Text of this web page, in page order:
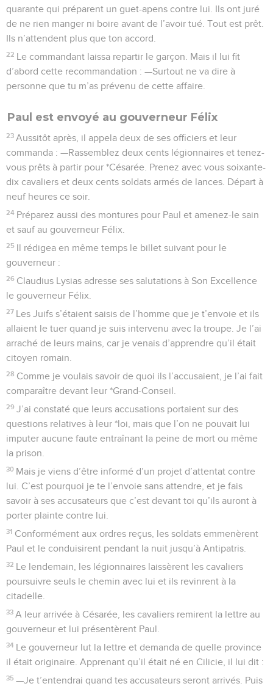
quarante qui préparent un guet-apens contre lui. Ils ont juré
de ne rien manger ni boire avant de l’avoir tué. Tout est prêt.
Ils n’attendent plus que ton accord.
22 Le commandant laissa repartir le garçon. Mais il lui fit
d’abord cette recommandation : —Surtout ne va dire à
personne que tu m’as prévenu de cette affaire.
Paul est envoyé au gouverneur Félix
23 Aussitôt après, il appela deux de ses officiers et leur
commanda : —Rassemblez deux cents légionnaires et tenez-
vous prêts à partir pour *Césarée. Prenez avec vous soixante-
dix cavaliers et deux cents soldats armés de lances. Départ à
neuf heures ce soir.
24 Préparez aussi des montures pour Paul et amenez-le sain
et sauf au gouverneur Félix.
25 Il rédigea en même temps le billet suivant pour le
gouverneur :
26 Claudius Lysias adresse ses salutations à Son Excellence
le gouverneur Félix.
27 Les Juifs s’étaient saisis de l’homme que je t’envoie et ils
allaient le tuer quand je suis intervenu avec la troupe. Je l’ai
arraché de leurs mains, car je venais d’apprendre qu’il était
citoyen romain.
28 Comme je voulais savoir de quoi ils l’accusaient, je l’ai fait
comparaître devant leur *Grand-Conseil.
29 J’ai constaté que leurs accusations portaient sur des
questions relatives à leur *loi, mais que l’on ne pouvait lui
imputer aucune faute entraînant la peine de mort ou même
la prison.
30 Mais je viens d’être informé d’un projet d’attentat contre
lui. C’est pourquoi je te l’envoie sans attendre, et je fais
savoir à ses accusateurs que c’est devant toi qu’ils auront à
porter plainte contre lui.
31 Conformément aux ordres reçus, les soldats emmenèrent
Paul et le conduisirent pendant la nuit jusqu’à Antipatris.
32 Le lendemain, les légionnaires laissèrent les cavaliers
poursuivre seuls le chemin avec lui et ils revinrent à la
citadelle.
33 A leur arrivée à Césarée, les cavaliers remirent la lettre au
gouverneur et lui présentèrent Paul.
34 Le gouverneur lut la lettre et demanda de quelle province
il était originaire. Apprenant qu’il était né en Cilicie, il lui dit :
35 —Je t’entendrai quand tes accusateurs seront arrivés. Puis